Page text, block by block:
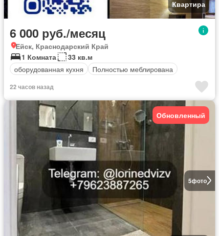
Квартира
6 000 руб./месяц
Ейск, Краснодарский Край
1 Комната
33 кв.м
оборудованная кухня
Полностью меблирована
22 часов назад
5фото
Обновленный